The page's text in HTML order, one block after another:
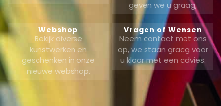
geven we u graag,
Webshop
Bekijk diverse
kunstwerken en
geschenken in onze
nieuwe webshop.
Vragen of Wensen
Neem contact met ons
op, we staan graag voor
u klaar met een advies.